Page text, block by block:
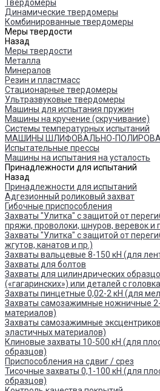
Твердомеры
Динамические твердомеры
Комбинированные твердомеры
Меры твердости
Назад
Меры твердости
Металла
Минералов
Резин и пластмасс
Стационарные твердомеры
Ультразвуковые твердомеры
Машины для испытания пружин
Машины на кручение (скручивание)
Системы температурных испытаний
МАШИНЫ ШЛИФОВАЛЬНО-
Испытательные прессы
Машины на испытания на усталость
Принадлежности для испытаний
Назад
Принадлежности для испытаний
Адгезионный роликовый захват
Гибочные приспособления
Захваты "Улитка" с защитой от
пряжи, проволоки, шнуров, веревок и
Захваты "Улитка" с защитой от
жгутов, канатов и пр.)
Захваты вальцевые 8-150 кН (для
Захваты для болтов
Захваты для цилиндрических
(«гагаринских») или деталей с
Захваты пинцетные 0,02-2 кН (для
Захваты самозажимные ножничные
материалов)
Захваты самозажимные
эластичных материалов)
Клиновые захваты 10-500 кН (для
образцов)
Приспособления на сдвиг / срез
Тисочные захваты 0,1-100 кН (для
образцов)